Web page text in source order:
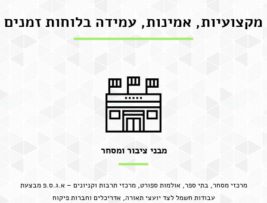
מקצועיות, אמינות, עמידה בלוחות זמנים
מבני ציבור ומסחר
מרכזי מסחר, בתי ספר, אולמות ספורט, מרכזי תרבות וקניונים – א.ג.ס.פ מבצעת
עבודות חשמל לצד יועצי תאורה, אדריכלים וחברות פיקוח